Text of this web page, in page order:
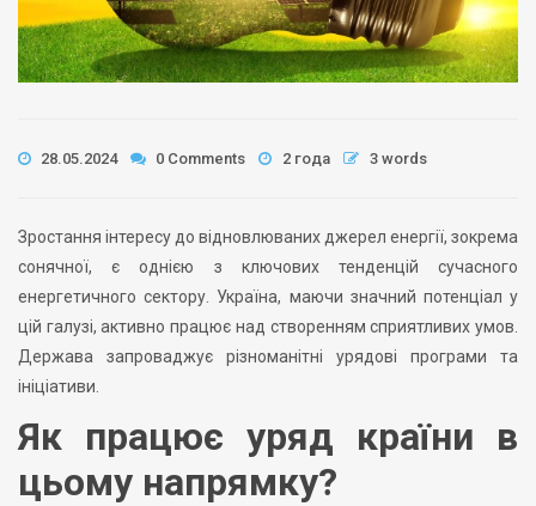
28.05.2024 0 Comments 2 года 3 words
Зростання інтересу до відновлюваних джерел енергії, зокрема
сонячної, є однією з ключових тенденцій сучасного
енергетичного сектору. Україна, маючи значний потенціал у
цій галузі, активно працює над створенням сприятливих умов.
Держава запроваджує різноманітні урядові програми та
ініціативи.
Як працює уряд країни в
цьому напрямку?